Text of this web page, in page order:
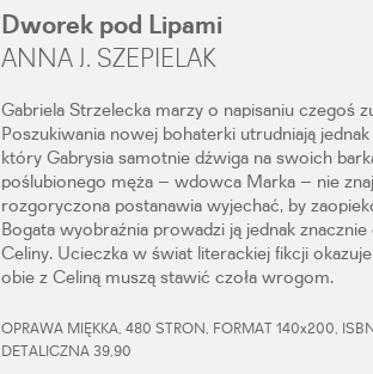
Dworek pod Lipami
ANNA J. SZEPIELAK
Gabriela Strzelecka marzy o napisaniu czegoś
Poszukiwania nowej bohaterki utrudniają
który Gabrysia samotnie dźwiga na swoich
poślubionego męża – wdowca Marka – nie
rozgoryczona postanawia wyjechać, by
Bogata wyobraźnia prowadzi ją jednak
Celiny. Ucieczka w świat literackiej fikcji
obie z Celiną muszą stawić czoła wrogom.
OPRAWA MIĘKKA, 480 STRON, FORMAT 140x200,
DETALICZNA 39,90